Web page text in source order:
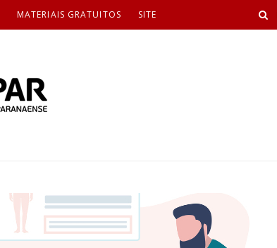
MATERIAIS GRATUITOS SITE